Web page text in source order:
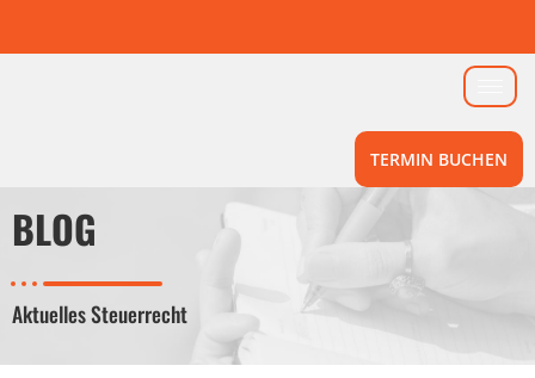
TERMIN BUCHEN
BLOG
Aktuelles Steuerrecht